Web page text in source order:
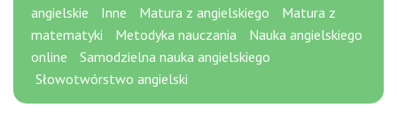
angielskie
Inne Matura z angielskiego
Matura z
matematyki
Metodyka nauczania
Nauka angielskiego
online
Samodzielna nauka angielskiego
Słowotwórstwo angielski